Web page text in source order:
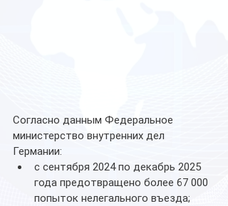
Согласно данным Федеральное
министерство внутренних дел
Германии:
с сентября 2024 по декабрь 2025
года предотвращено более 67 000
попыток нелегального въезда;